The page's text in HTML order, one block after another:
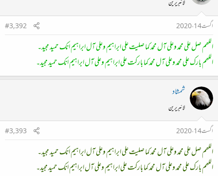
لائبریرین
اگست 14، 2020
#3,392
اللھم صل علی محمد وعلی آل محمد کما صلیت علی ابراہیم وعلی آل ابراہیم انک حمید مجید۔
اللھم بارک علی محمد وعلی آل محمد کما بارکت علی ابراہیم وعلی آل ابراہیم انک حمید مجید۔
شمشاد
لائبریرین
اگست 14، 2020
#3,393
اللھم صل علی محمد وعلی آل محمد کما صلیت علی ابراہیم وعلی آل ابراہیم انک حمید مجید۔
اللھم بارک علی محمد وعلی آل محمد کما بارکت علی ابراہیم وعلی آل ابراہیم انک حمید مجید۔